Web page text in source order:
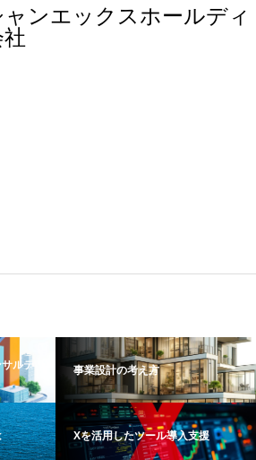
ンエックスホールディ
ルテ
事業設計の考え方
Xを活用したツール導入支援